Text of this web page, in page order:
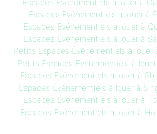
Espaces Événementiels à louer à
Espaces Événementiels à louer à
Espaces Événementiels à louer à
Espaces Événementiels à louer à
Petits Espaces Événementiels à louer
Petits Espaces Événementiels à
Espaces Événementiels à louer à
Espaces Événementiels à louer à
Espaces Événementiels à louer à
Espaces Événementiels à louer à